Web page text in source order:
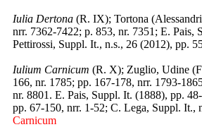
Iulia Dertona (R. IX); Tortona
nrr. 7362-7422; p. 853, nr. 7351; E.
Pettirossi, Suppl. It., n.s., 26 (2012), pp.
Iulium Carnicum (R. X); Zuglio, Udine
166, nr. 1785; pp. 167-178, nrr. 1793-
nr. 8801. E. Pais, Suppl. It. (1888), pp.
pp. 67-150, nrr. 1-52; C. Lega, Suppl.
Carnicum